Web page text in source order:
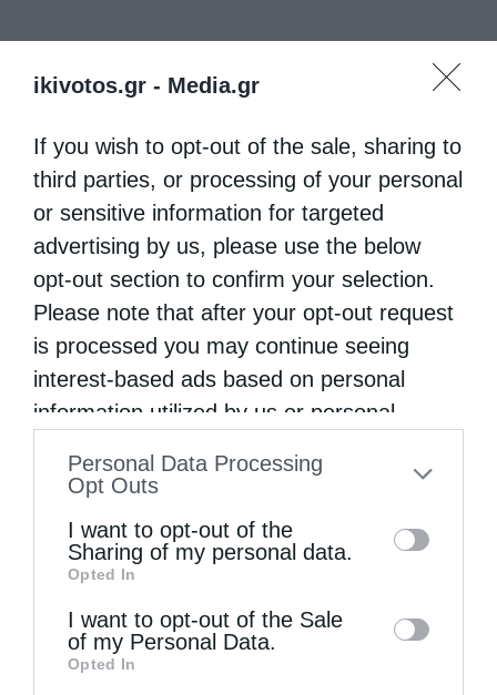
ikivotos.gr - Media.gr
If you wish to opt-out of the sale, sharing to
third parties, or processing of your personal
or sensitive information for targeted
advertising by us, please use the below
opt-out section to confirm your selection.
Please note that after your opt-out request
is processed you may continue seeing
interest-based ads based on personal
information utilized by us or personal
to your opt-out. You may separately opt-out
information by third parties on the IAB’s list
of downstream participants. This
information may also be disclosed by us to
third parties on theIAB’s List of
Downstream Participants
Personal Data Processing
Opt Outs
I want to opt-out of the
Sharing of my personal data.
Opted In
I want to opt-out of the Sale
of my Personal Data.
Opted In